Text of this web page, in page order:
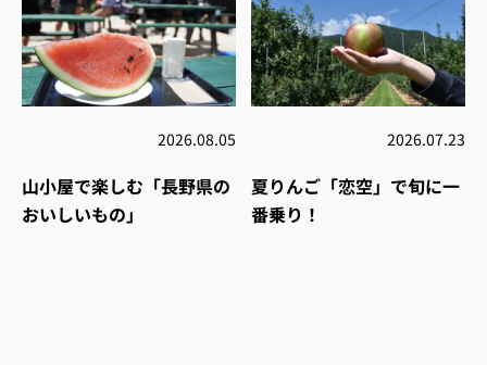
2026.08.05
山小屋で楽しむ「長野県の
おいしいもの」
2026.07.23
夏りんご「恋空」で旬に一
番乗り！